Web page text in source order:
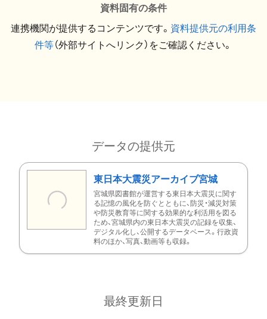
資料固有の条件
連携機関が提供するコンテンツです。 資料提供元の利用条
件等（外部サイトへリンク）をご確認ください。
データの提供元
東日本大震災アーカイブ宮城
宮城県図書館が運営する東日本大震災に関す
る記憶の風化を防ぐとともに、防災・減災対策
や防災教育等に関する効果的な利活用を図る
ため、宮城県内の東日本大震災の記録を収集、
デジタル化し、公開するデータベース。行政資
料のほか、写真、動画等も収録。
最終更新日